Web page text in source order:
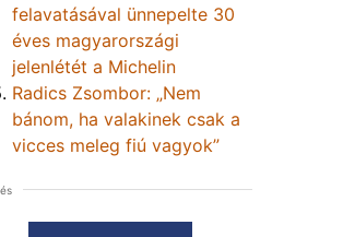
felavatásával ünnepelte 30
éves magyarországi
jelenlétét a Michelin
Radics Zsombor: „Nem
bánom, ha valakinek csak a
vicces meleg fiú vagyok”